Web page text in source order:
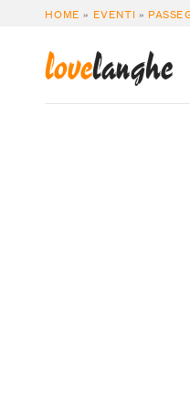
HOME » EVENTI »
lovelanghe